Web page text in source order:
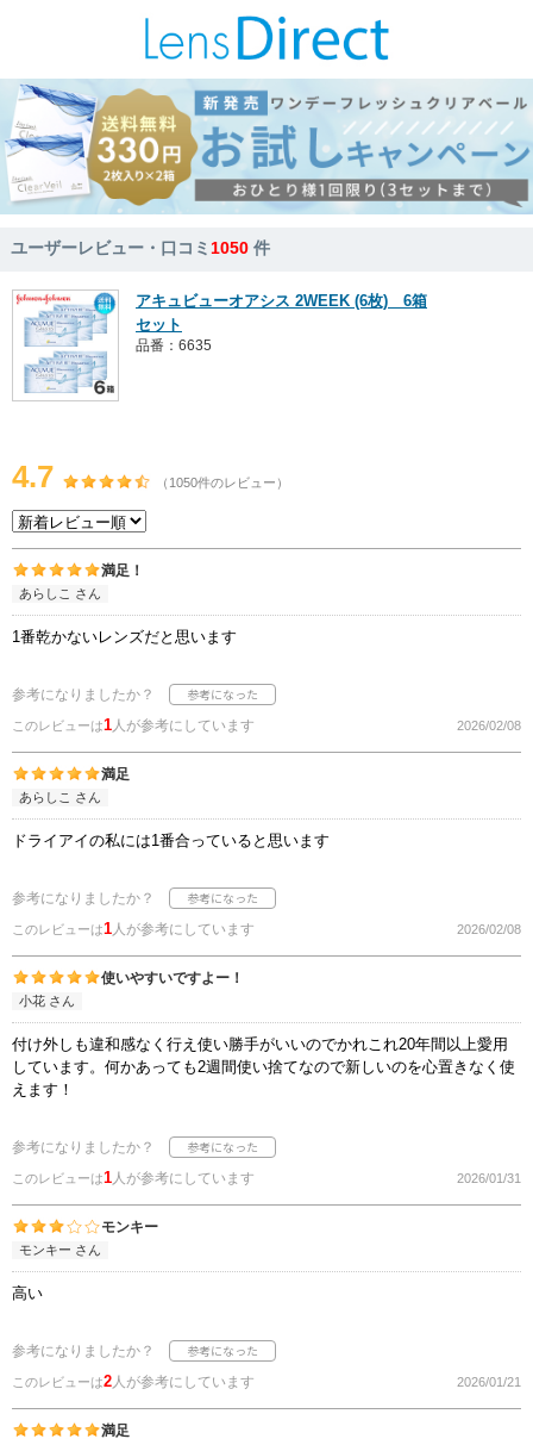
ユーザーレビュー・口コミ1050 件
アキュビューオアシス 2WEEK (6枚) 6箱
セット
品番：6635
4.7 （1050件のレビュー）
満足！
あらしこ さん
1番乾かないレンズだと思います
参考になりましたか？
このレビューは1人が参考にしています 2026/02/08
満足
あらしこ さん
ドライアイの私には1番合っていると思います
参考になりましたか？
このレビューは1人が参考にしています 2026/02/08
使いやすいですよー！
小花 さん
付け外しも違和感なく行え使い勝手がいいのでかれこれ20年間以上愛用
しています。何かあっても2週間使い捨てなので新しいのを心置きなく使
えます！
参考になりましたか？
このレビューは1人が参考にしています 2026/01/31
モンキー
モンキー さん
高い
参考になりましたか？
このレビューは2人が参考にしています 2026/01/21
満足